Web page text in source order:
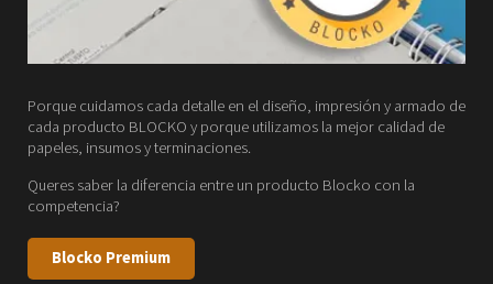
Porque cuidamos cada detalle en el diseño, impresión y armado de
cada producto BLOCKO y porque utilizamos la mejor calidad de
papeles, insumos y terminaciones.
Queres saber la diferencia entre un producto Blocko con la
competencia?
Blocko Premium